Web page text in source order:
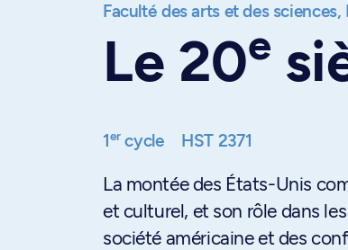
Faculté des arts et des sciences,
Le 20e
1ercycle HST 2371
La montée des États-Unis
et culturel, et son rôle dans
société américaine et des